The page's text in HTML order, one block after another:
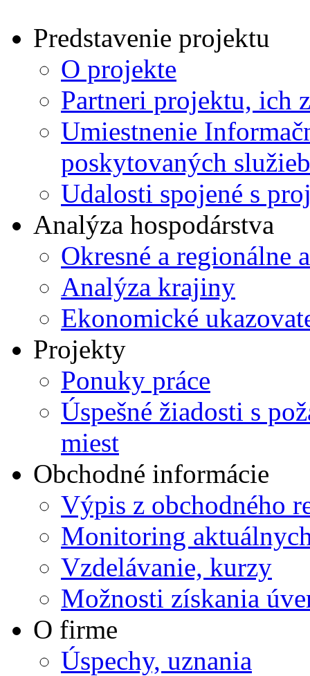
Predstavenie projektu
O projekte
Partneri projektu, ich
Umiestnenie
poskytovaných služieb
Udalosti spojené s
Analýza hospodárstva
Okresné a regionálne
Analýza krajiny
Ekonomické
Projekty
Ponuky práce
Úspešné žiadosti s
miest
Obchodné informácie
Výpis z obchodného
Monitoring
Vzdelávanie, kurzy
Možnosti získania
O firme
Úspechy, uznania